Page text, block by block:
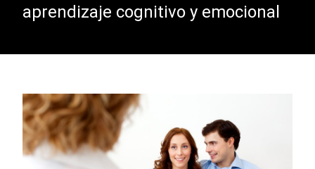
aprendizaje cognitivo y emocional